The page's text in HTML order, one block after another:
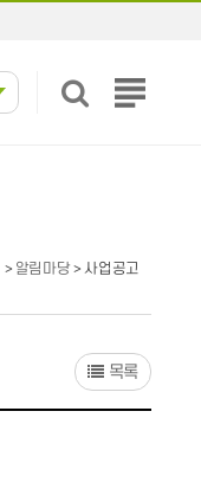
전
> 알림마당 > 사업공고
목록